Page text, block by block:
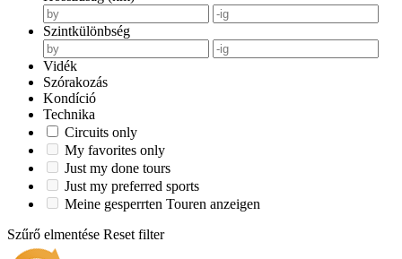
Szintkülönbség
Vidék
Szórakozás
Kondíció
Technika
Circuits only
My favorites only
Just my done tours
Just my preferred sports
Meine gesperrten Touren anzeigen
Szűrő elmentése Reset filter